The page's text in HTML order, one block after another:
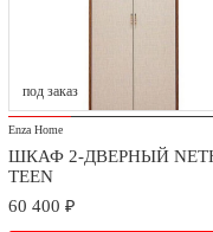
под заказ
Enza Home
ШКАФ 2-ДВЕРНЫЙ
TEEN
60 400 ₽